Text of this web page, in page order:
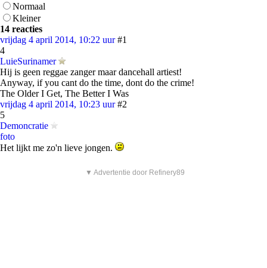
Normaal
Kleiner
14 reacties
vrijdag 4 april 2014, 10:22 uur #1
4
LuieSurinamer
Hij is geen reggae zanger maar dancehall artiest!
Anyway, if you cant do the time, dont do the crime!
The Older I Get, The Better I Was
vrijdag 4 april 2014, 10:23 uur #2
5
Demoncratie
foto
Het lijkt me zo'n lieve jongen.
▼ Advertentie door Refinery89